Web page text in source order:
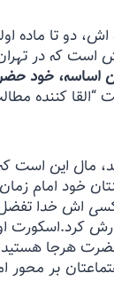
دو تا ماده
است كه در
خود حضرت
“القا كننده
مال اين است
خود امام
كسى اش خدا
كرد.اسكورت
هرجا هستيد
بر محور